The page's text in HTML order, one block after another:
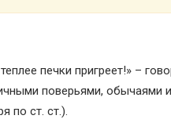
печки пригреет!» –
поверьями, обычаями и
по ст. ст.).